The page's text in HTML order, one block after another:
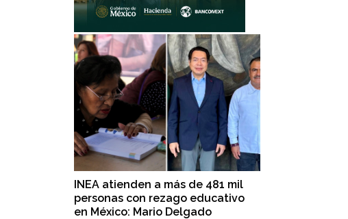
INEA atienden a más de 481 mil
personas con rezago educativo
en México: Mario Delgado